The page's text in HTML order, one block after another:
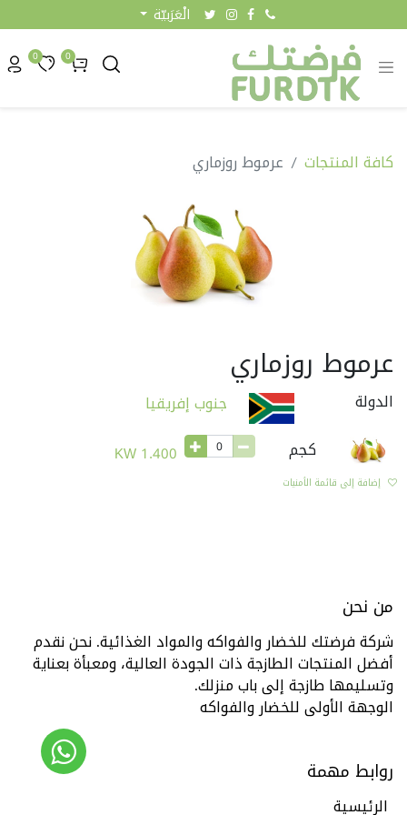
الْعَرَبيّة
0
0
كافة المنتجات عرموط روزماري
عرموط روزماري
الدولة
جنوب إفريقيا
كجم
1.400
KW
إضافة إلى قائمة الأمنيات
من نحن
شركة فرضتك للخضار والفواكه والمواد الغذائية. نحن نقدم
أفضل المنتجات الطازجة ذات الجودة العالية، ومعبأة بعناية
وتسليمها طازجة إلى باب منزلك.
الوجهة الأولى للخضار والفواكه
روابط مهمة
الرئيسية